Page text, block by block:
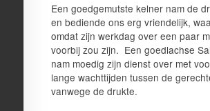
Een goedgemutste kelner nam de
en bediende ons erg vriendelijk,
omdat zijn werkdag over een paar
voorbij zou zijn. Een goedlachse
nam moedig zijn dienst over met
lange wachttijden tussen de
vanwege de drukte.